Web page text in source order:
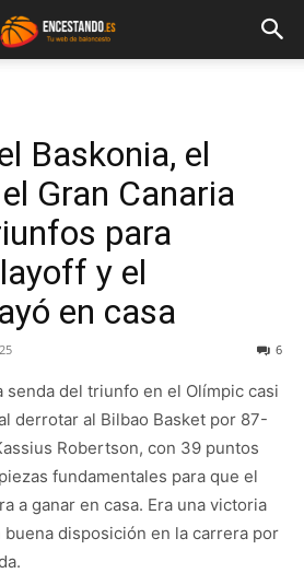
Baskonia, el
Gran Canaria
para
y el
en casa
6
senda del triunfo en el Olímpic casi
derrotar al Bilbao Basket por 87-
Robertson, con 39 puntos
fundamentales para que el
a ganar en casa. Era una victoria
buena disposición en la carrera por